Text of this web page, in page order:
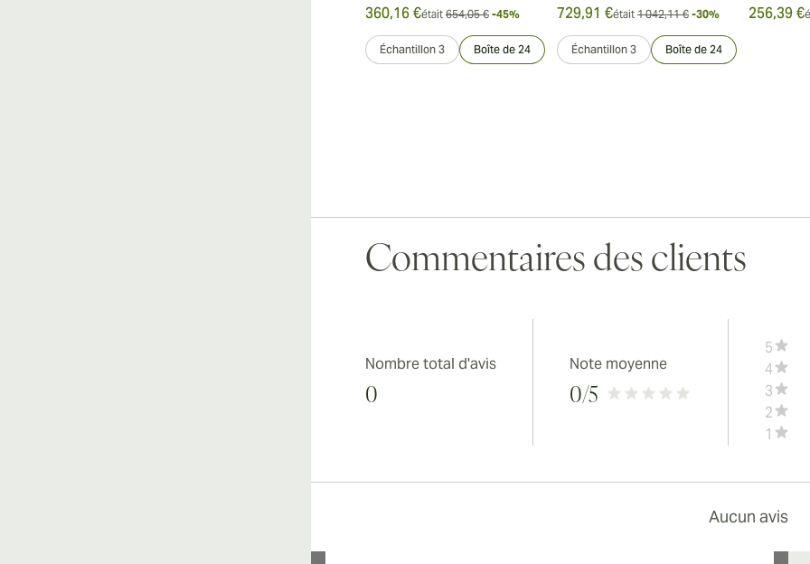
360,16 €était 654,05 € -45%
Échantillon 3 Boîte de 24
729,91 €était 1 042,11 € -30%
Échantillon 3 Boîte de 24
256,39 €
Commentaires des clients
Nombre total d'avis
0
Note moyenne
0/5
5
4
3
2
1
Aucun avis